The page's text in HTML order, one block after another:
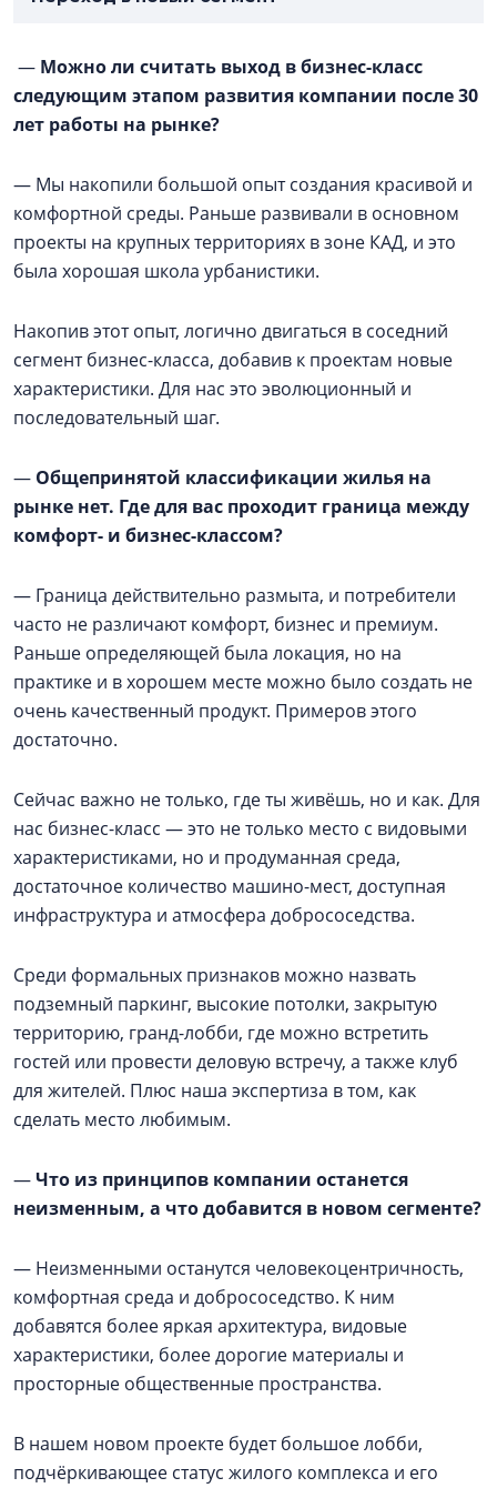
— Можно ли считать выход в бизнес-класс
следующим этапом развития компании после 30
лет работы на рынке?
— Мы накопили большой опыт создания красивой и
комфортной среды. Раньше развивали в основном
проекты на крупных территориях в зоне КАД, и это
была хорошая школа урбанистики.
Накопив этот опыт, логично двигаться в соседний
сегмент бизнес-класса, добавив к проектам новые
характеристики. Для нас это эволюционный и
последовательный шаг.
— Общепринятой классификации жилья на
рынке нет. Где для вас проходит граница между
комфорт- и бизнес-классом?
— Граница действительно размыта, и потребители
часто не различают комфорт, бизнес и премиум.
Раньше определяющей была локация, но на
практике и в хорошем месте можно было создать не
очень качественный продукт. Примеров этого
достаточно.
Сейчас важно не только, где ты живёшь, но и как. Для
нас бизнес-класс — это не только место с видовыми
характеристиками, но и продуманная среда,
достаточное количество машино-мест, доступная
инфраструктура и атмосфера добрососедства.
Среди формальных признаков можно назвать
подземный паркинг, высокие потолки, закрытую
территорию, гранд-лобби, где можно встретить
гостей или провести деловую встречу, а также клуб
для жителей. Плюс наша экспертиза в том, как
сделать место любимым.
—Что из принципов компании останется
неизменным, а что добавится в новом сегменте?
— Неизменными останутся человекоцентричность,
комфортная среда и добрососедство. К ним
добавятся более яркая архитектура, видовые
характеристики, более дорогие материалы и
просторные общественные пространства.
В нашем новом проекте будет большое лобби,
подчёркивающее статус жилого комплекса и его